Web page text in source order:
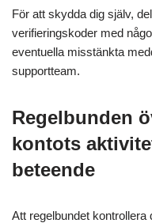
För att skydda dig själv,
verifieringskoder med
eventuella misstänkta
supportteam.
Regelbunden
kontots
beteende
Att regelbundet